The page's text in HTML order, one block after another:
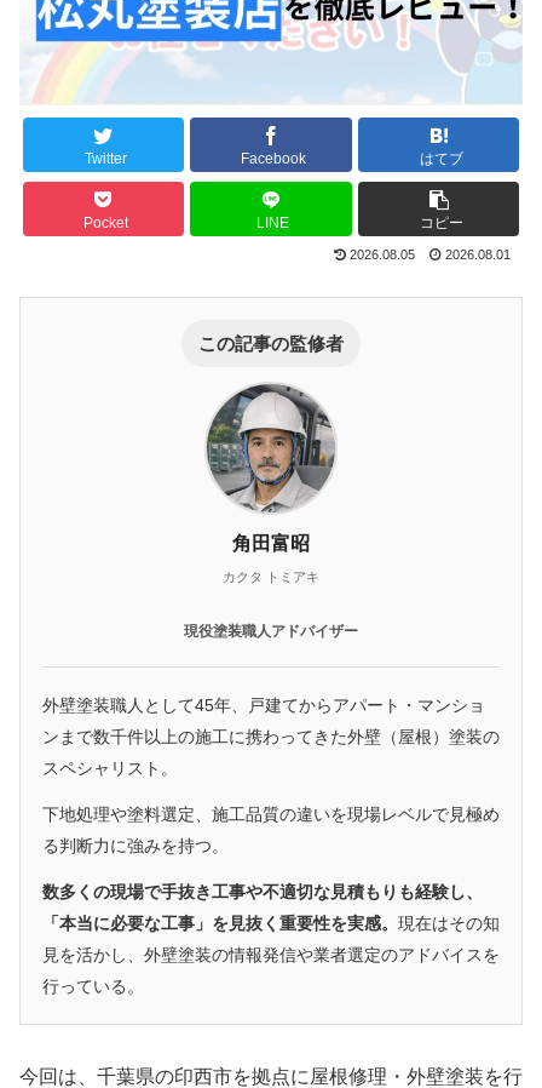
Twitter Facebook はてブ
Pocket LINE コピー
2026.08.05 2026.08.01
この記事の監修者
角田富昭
カクタ トミアキ
現役塗装職人アドバイザー
外壁塗装職人として45年、戸建てからアパート・マンショ
ンまで数千件以上の施工に携わってきた外壁（屋根）塗装の
スペシャリスト。
下地処理や塗料選定、施工品質の違いを現場レベルで見極め
る判断力に強みを持つ。
数多くの現場で手抜き工事や不適切な見積もりも経験し、
「本当に必要な工事」を見抜く重要性を実感。 現在はその知
見を活かし、外壁塗装の情報発信や業者選定のアドバイスを
行っている。
今回は、千葉県の印西市を拠点に 屋根修理・外壁塗装を行